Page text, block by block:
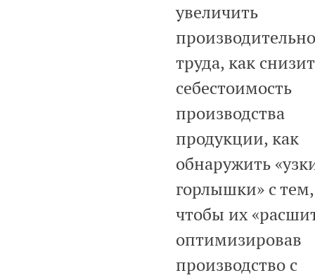
увеличить
труда, как
себестоимость
производства
продукции, как
обнаружить
горлышки» с тем,
чтобы их
оптимизировав
производство с